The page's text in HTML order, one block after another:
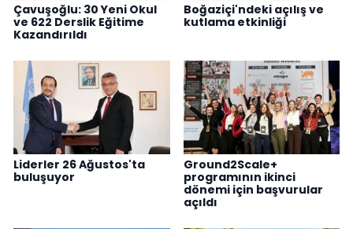
Çavuşoğlu: 30 Yeni Okul
ve 622 Derslik Eğitime
Kazandırıldı
Boğaziçi'ndeki açılış ve
kutlama etkinliği
Liderler 26 Ağustos'ta
buluşuyor
Ground2Scale+
programının ikinci
dönemi için başvurular
açıldı